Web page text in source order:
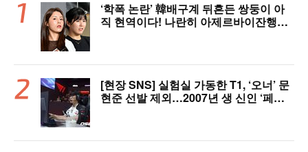
‘학폭 논란’ 韓배구계 뒤흔든 쌍둥이 아
직 현역이다! 나란히 아제르바이잔행→5
[현장 SNS] 실험실 가동한 T1, ‘오너’ 문
현준 선발 제외…2007년 생 신인 ‘페인